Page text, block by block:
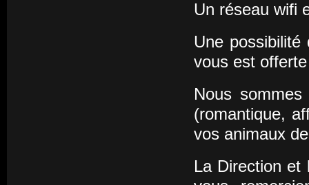
Un réseau wifi
Une possibilité
vous est
Nous
(romantique,
vos animaux
La Direction et